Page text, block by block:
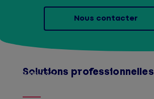
Nous contacter
Solutions professionnelles
Afficher